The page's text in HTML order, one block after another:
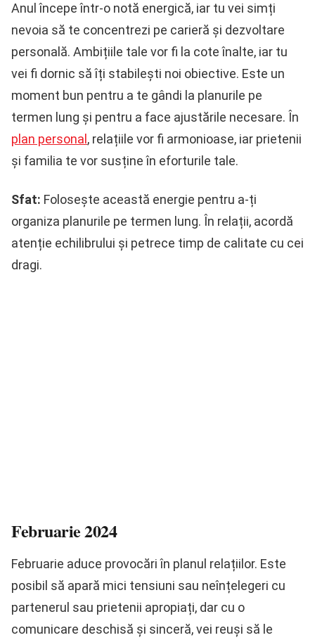
Anul începe într-o notă energică, iar tu vei simți
nevoia să te concentrezi pe carieră și dezvoltare
personală. Ambițiile tale vor fi la cote înalte, iar tu
vei fi dornic să îți stabilești noi obiective. Este un
moment bun pentru a te gândi la planurile pe
termen lung și pentru a face ajustările necesare. În
plan personal , relațiile vor fi armonioase, iar prietenii
și familia te vor susține în eforturile tale.
Sfat: Folosește această energie pentru a-ți
organiza planurile pe termen lung. În relații, acordă
atenție echilibrului și petrece timp de calitate cu cei
dragi.
Februarie 2024
Februarie aduce provocări în planul relațiilor. Este
posibil să apară mici tensiuni sau neînțelegeri cu
partenerul sau prietenii apropiați, dar cu o
comunicare deschisă și sinceră, vei reuși să le